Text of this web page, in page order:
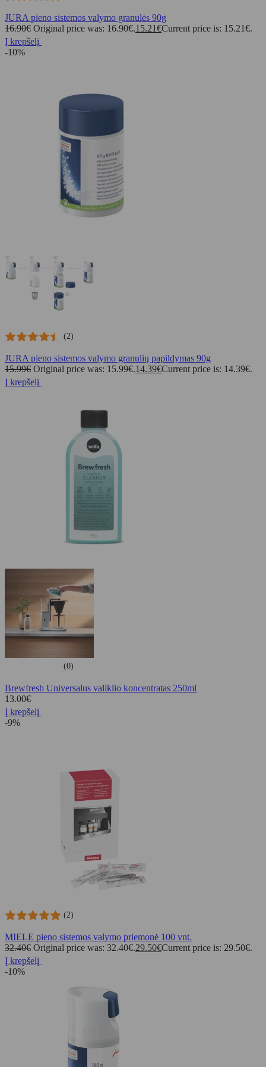
JURA pieno sistemos valymo granulės 90g
16.90€ Original price was: 16.90€.15.21€Current price is: 15.21€.
Į krepšelį
-10%
(2)
JURA pieno sistemos valymo granulių papildymas 90g
15.99€ Original price was: 15.99€.14.39€Current price is: 14.39€.
Į krepšelį
(0)
Brewfresh Universalus valiklio koncentratas 250ml
13.00€
Į krepšelį
-9%
(2)
MIELE pieno sistemos valymo priemonė 100 vnt.
32.40€ Original price was: 32.40€.29.50€Current price is: 29.50€.
Į krepšelį
-10%